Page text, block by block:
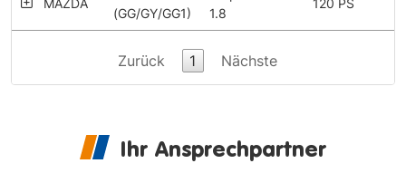
(GG/GY/GG1)
1.8
Zurück 1 Nächste
Ihr Ansprechpartner